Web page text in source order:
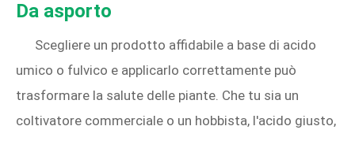
Da asporto
Scegliere un prodotto affidabile a base di acido
umico o fulvico e applicarlo correttamente può
trasformare la salute delle piante. Che tu sia un
coltivatore commerciale o un hobbista, l'acido giusto,